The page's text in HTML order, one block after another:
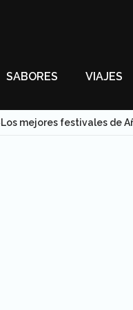
SABORES VIAJES
Los mejores festivales de